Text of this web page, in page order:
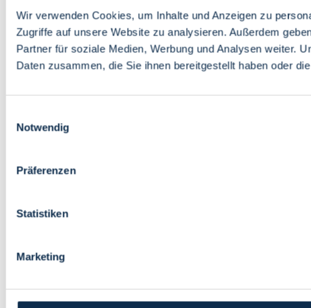
Wir verwenden Cookies, um Inhalte und Anzeigen zu
Zugriffe auf unsere Website zu analysieren. Außerdem
Partner für soziale Medien, Werbung und Analysen weiter.
Daten zusammen, die Sie ihnen bereitgestellt haben oder
Notwendig
Präferenzen
Statistiken
Marketing